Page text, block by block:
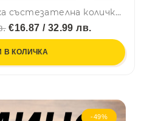
Интерактивна детска състезателна количка KAICHI 999-146 - синя
€16.87 / 32.99 лв.
В КОЛИЧКА
-49%